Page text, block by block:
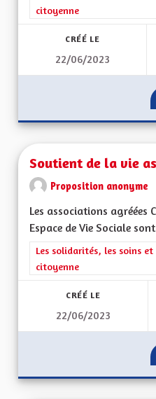
citoyenne
CRÉÉ LE
22/06/2023
Soutient de la vie
Proposition anonyme
Les associations agréées
Espace de Vie Sociale
Filtrer les résultats de la
Les solidarités, les soins
citoyenne
CRÉÉ LE
22/06/2023